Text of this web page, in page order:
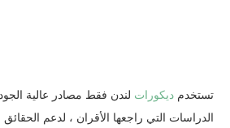
تستخدم ديكورات لندن فقط مصادر عالية
الدراسات التي راجعها الأقران ، لدعم الحقائق